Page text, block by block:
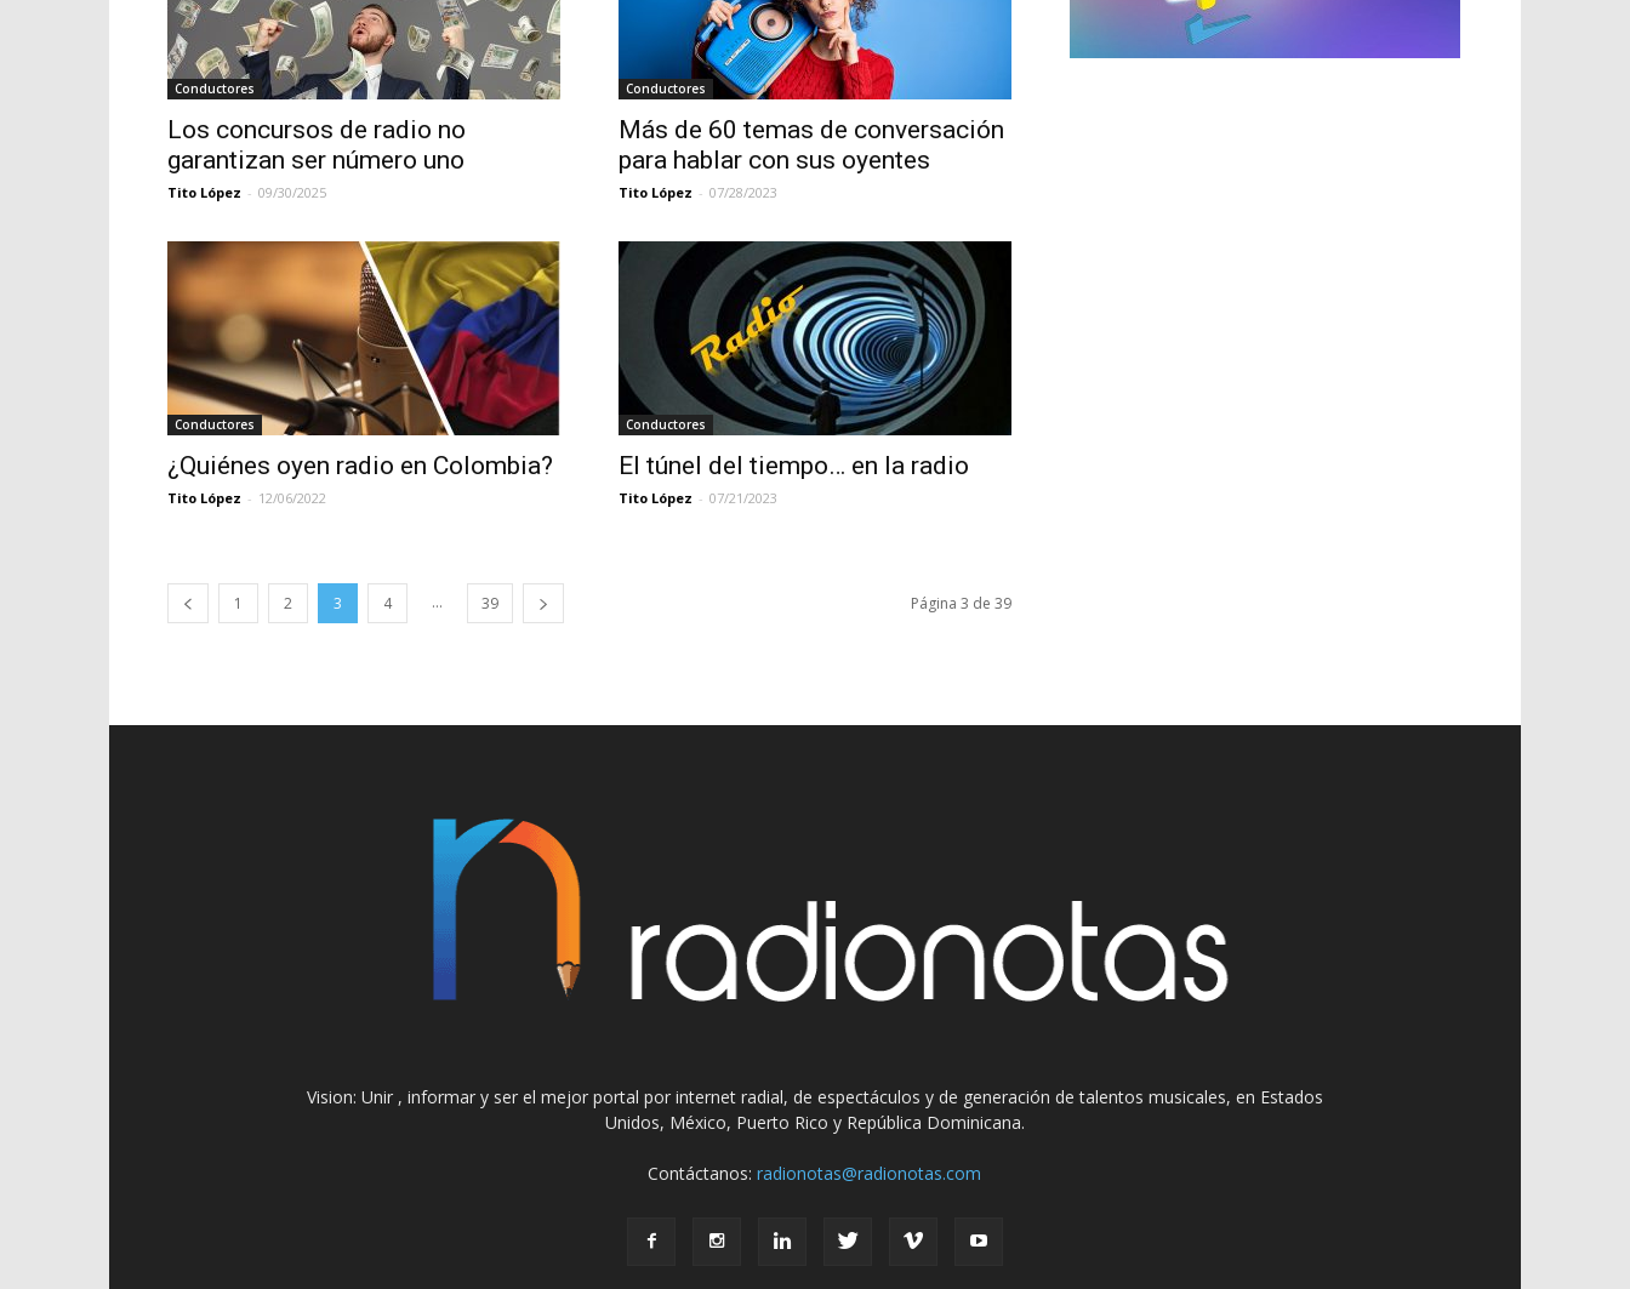
Conductores
Los concursos de radio no
garantizan ser número uno
Tito López - 09/30/2025
Conductores
Más de 60 temas de conversación
para hablar con sus oyentes
Tito López - 07/28/2023
Conductores
¿Quiénes oyen radio en Colombia?
Tito López - 12/06/2022
Conductores
El túnel del tiempo… en la radio
Tito López - 07/21/2023
1 2 3 4 ... 39 Página 3 de 39
Vision: Unir , informar y ser el mejor portal por internet radial, de espectáculos y de generación de talentos musicales, en Estados
Unidos, México, Puerto Rico y República Dominicana.
Contáctanos:radionotas@radionotas.com